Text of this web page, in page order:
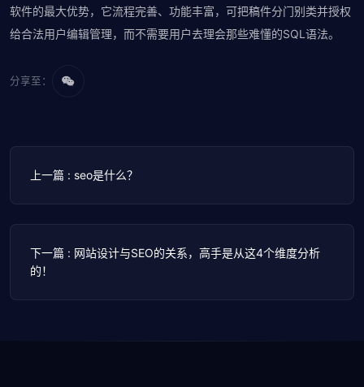
软件的最大优势，它流程完善、功能丰富，可把稿件分门别类并授权
给合法用户编辑管理，而不需要用户去理会那些难懂的SQL语法。
分享至：
上一篇 : seo是什么？
下一篇 : 网站设计与SEO的关系，高手是从这4个维度分析
的！